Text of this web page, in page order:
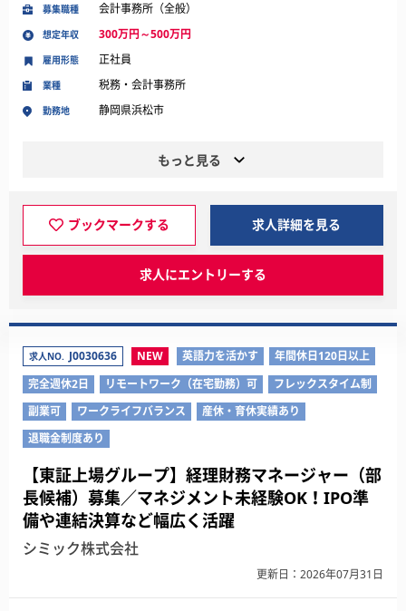
募集職種 会計事務所（全般）
想定年収 300万円～500万円
業種 税務・会計事務所
勤務地 静岡県浜松市
雇用形態 正社員
もっと見る
ブックマークする 求人詳細を見る
求人にエントリーする
求人NO. J0030636 NEW 英語力を活かす
年間休日120日以上
完全週休2日
リモートワーク（在宅勤務）可
フレックスタイム制
副業可
ワークライフバランス
産休・育休実績あり
退職金制度あり
【東証上場グループ】経理財務マネージャー（部
長候補）募集／マネジメント未経験OK！IPO準
備や連結決算など幅広く活躍
シミック株式会社
更新日：2026年07月31日